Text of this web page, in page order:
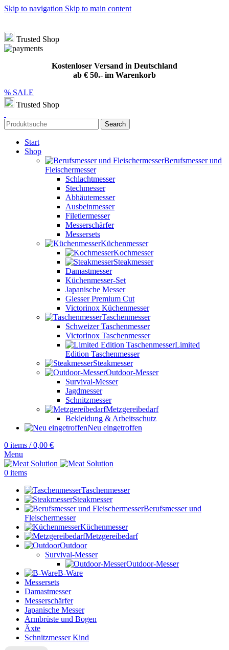
Skip to navigation Skip to main content
Trusted Shop
Kostenloser Versand in Deutschland
ab € 50.- im Warenkorb
% SALE
Trusted Shop
Search
Start
Shop
Berufsmesser und
Fleischermesser
Schlachtmesser
Stechmesser
Abhäutemesser
Ausbeinmesser
Filetiermesser
Messerschärfer
Messersets
Küchenmesser
Kochmesser
Steakmesser
Damastmesser
Küchenmesser-Set
Japanische Messer
Giesser Premium Cut
Victorinox Küchenmesser
Taschenmesser
Schweizer Taschenmesser
Victorinox Taschenmesser
Limited
Edition Taschenmesser
Steakmesser
Outdoor-Messer
Survival-Messer
Jagdmesser
Schnitzmesser
Metzgereibedarf
Bekleidung & Arbeitsschutz
Neu eingetroffen
0 items / 0,00 €
Menu
0 items
Taschenmesser
Steakmesser
Berufsmesser und
Fleischermesser
Küchenmesser
Metzgereibedarf
Outdoor
Survival-Messer
Outdoor-Messer
B-Ware
Messersets
Damastmesser
Messerschärfer
Japanische Messer
Armbrüste und Bogen
Äxte
Schnitzmesser Kind